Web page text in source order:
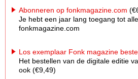
Abonneren op fonkmagazine.com
Je hebt een jaar lang toegang tot
fonkmagazine.com
Los exemplaar Fonk magazine
Het bestellen van de digitale editie
ook (€9,49)